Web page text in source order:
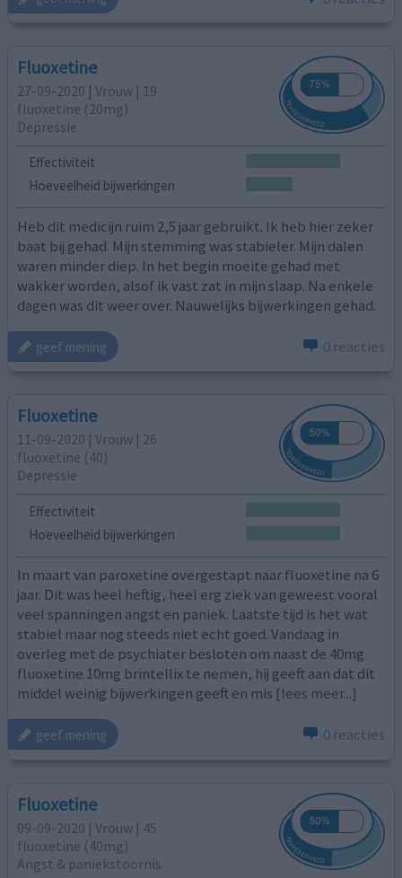
Fluoxetine
27-09-2020 | Vrouw | 19
fluoxetine (20mg)
Depressie
Effectiviteit
Hoeveelheid bijwerkingen
Heb dit medicijn ruim 2,5 jaar gebruikt. Ik heb hier zeker
baat bij gehad. Mijn stemming was stabieler. Mijn dalen
waren minder diep. In het begin moeite gehad met
wakker worden, alsof ik vast zat in mijn slaap. Na enkele
dagen was dit weer over. Nauwelijks bijwerkingen gehad.
geef mening 0 reacties
Fluoxetine
11-09-2020 | Vrouw | 26
fluoxetine (40)
Depressie
Effectiviteit
Hoeveelheid bijwerkingen
In maart van paroxetine overgestapt naar fluoxetine na 6
jaar. Dit was heel heftig, heel erg ziek van geweest vooral
veel spanningen angst en paniek. Laatste tijd is het wat
stabiel maar nog steeds niet echt goed. Vandaag in
overleg met de psychiater besloten om naast de 40mg
fluoxetine 10mg brintellix te nemen, hij geeft aan dat dit
middel weinig bijwerkingen geeft en mis [lees meer...]
geef mening 0 reacties
Fluoxetine
09-09-2020 | Vrouw | 45
fluoxetine (40mg)
Angst & paniekstoornis